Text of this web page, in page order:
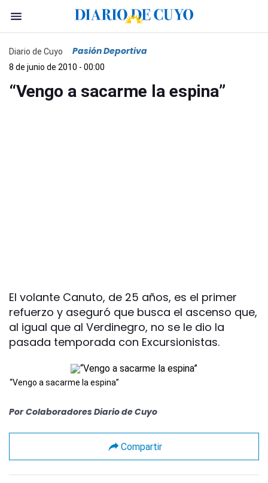
Diario de Cuyo Pasión Deportiva
8 de junio de 2010 - 00:00
“Vengo a sacarme la espina”
El volante Canuto, de 25 años, es el primer
refuerzo y aseguró que busca el ascenso que,
al igual que al Verdinegro, no se le dio la
pasada temporada con Excursionistas.
“Vengo a sacarme la espina”
Por Colaboradores Diario de Cuyo
Compartir